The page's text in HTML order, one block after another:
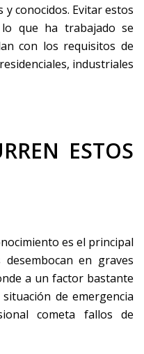
conocidos. Evitar estos
que ha trabajado se
con los requisitos de
industriales
ESTOS
es el principal
en graves
a un factor bastante
de emergencia
cometa fallos de